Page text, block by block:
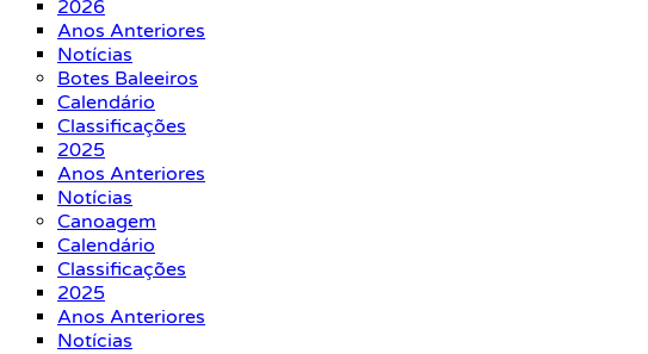
2026
Anos Anteriores
Notícias
Botes Baleeiros
Calendário
Classificações
2025
Anos Anteriores
Notícias
Canoagem
Calendário
Classificações
2025
Anos Anteriores
Notícias